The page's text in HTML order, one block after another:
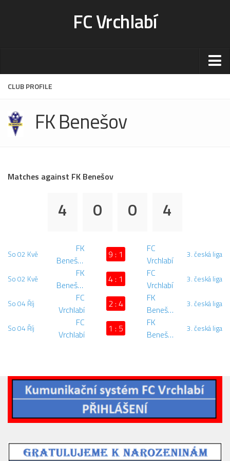
FC Vrchlabí
Stadion
Kontakt-rezervace
Klub
Aktuality
A tým
Zápasy MA 2026/27
Realizační tým
Zápasy 2024/25
2023/24
2020/21
CLUB PROFILE
FK Benešov
Matches against FK Benešov
4 0 0 4
So 02 Kvě
FK
Benešov
9 : 1
FC
Vrchlabí
3. česká liga
So 02 Kvě
FK
Benešov
4 : 1
FC
Vrchlabí
3. česká liga
So 04 Říj
FC
Vrchlabí
2 : 4
FK
Benešov
3. česká liga
So 04 Říj
FC
Vrchlabí
1 : 5
FK
Benešov
3. česká liga